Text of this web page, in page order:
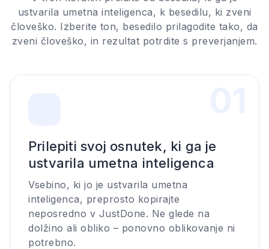
ustvarila umetna inteligenca, k besedilu, ki zveni
človeško. Izberite ton, besedilo prilagodite tako, da
zveni človeško, in rezultat potrdite s preverjanjem.
Prilepiti svoj osnutek, ki ga je
ustvarila umetna inteligenca
Vsebino, ki jo je ustvarila umetna
inteligenca, preprosto kopirajte
neposredno v JustDone. Ne glede na
dolžino ali obliko – ponovno oblikovanje ni
potrebno.